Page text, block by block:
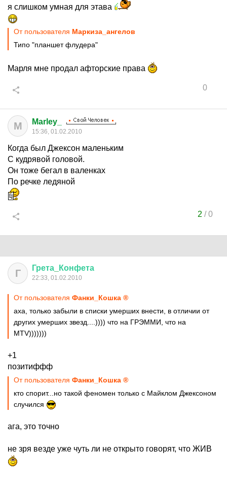
я слишком умная для этава
От пользователя Маркиза_ангелов
Типо "планшет флудера"
Марля мне продал афторские права
0
M Marley_
15:36, 01.02.2010
Когда был Джексон маленьким
С кудрявой головой.
Он тоже бегал в валенках
По речке ледяной
2 /0
Г Грета Конфета
22:33, 01.02.2010
От пользователя Фанки_Кошка ®
аха, только забыли в списки умерших внести, в отличии от
других умерших звезд....)))) что на ГРЭММИ, что на
МТV)))))))
+1
позитиффф
От пользователя Фанки_Кошка ®
кто спорит...но такой феномен только с Майклом Джексоном
случился
ага, это точно
не зря везде уже чуть ли не открыто говорят, что ЖИВ